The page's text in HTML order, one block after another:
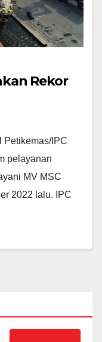
Rekor
Petikemas/IPC
pelayanan
MV MSC
2022 lalu. IPC